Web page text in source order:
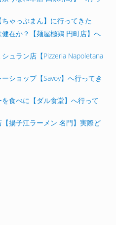
ゃっぷまん】に行ってきた
在か？【麺屋極鶏 円町店】へ
ュラン店【Pizzeria Napoletana
ショップ【Savoy】へ行ってき
食べに【ダル食堂】へ行って
揚子江ラーメン 名門】実際ど